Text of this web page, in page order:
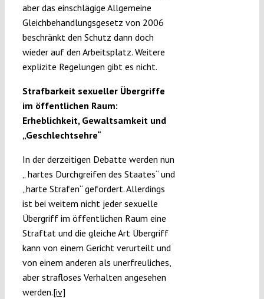
aber das einschlägige Allgemeine
Gleichbehandlungsgesetz von 2006
beschränkt den Schutz dann doch
wieder auf den Arbeitsplatz. Weitere
explizite Regelungen gibt es nicht.
Strafbarkeit sexueller Übergriffe
im öffentlichen Raum:
Erheblichkeit, Gewaltsamkeit und
„Geschlechtsehre“
In der derzeitigen Debatte werden nun
„ hartes Durchgreifen des Staates“ und
„harte Strafen“ gefordert. Allerdings
ist bei weitem nicht jeder sexuelle
Übergriff im öffentlichen Raum eine
Straftat und die gleiche Art Übergriff
kann von einem Gericht verurteilt und
von einem anderen als unerfreuliches,
aber strafloses Verhalten angesehen
werden.[iv]